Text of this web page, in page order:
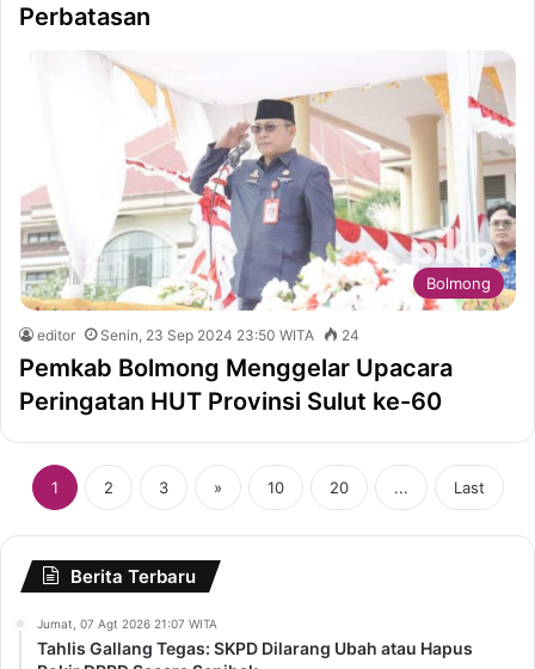
Perbatasan
Bolmong
editor Senin, 23 Sep 2024 23:50 WITA 24
Pemkab Bolmong Menggelar Upacara
Peringatan HUT Provinsi Sulut ke-60
1 2 3 » 10 20 ... Last
Berita Terbaru
Jumat, 07 Agt 2026 21:07 WITA
Tahlis Gallang Tegas: SKPD Dilarang Ubah atau Hapus